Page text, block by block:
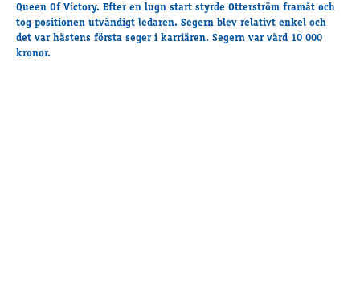
Queen Of Victory. Efter en lugn start styrde Otterström framåt och
tog positionen utvändigt ledaren. Segern blev relativt enkel och
det var hästens första seger i karriären. Segern var värd 10 000
kronor.